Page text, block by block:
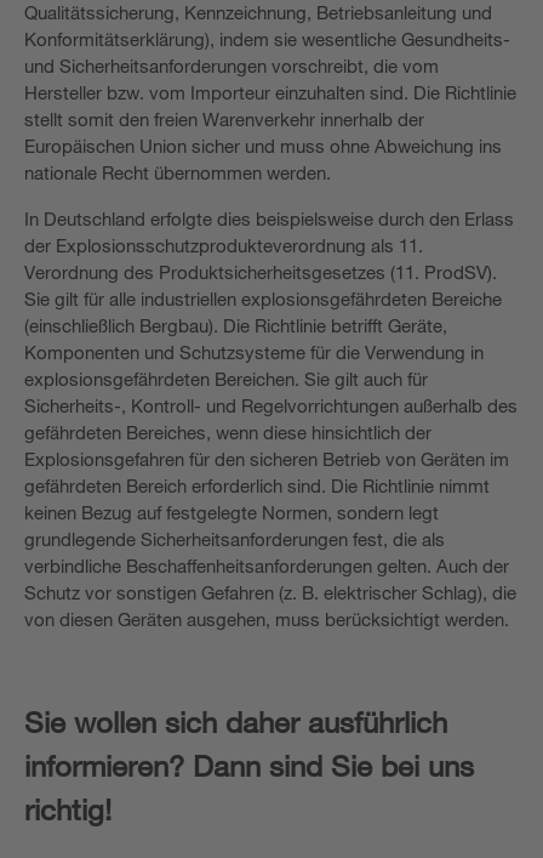
Qualitätssicherung, Kennzeichnung, Betriebsanleitung und
Konformitätserklärung), indem sie wesentliche Gesundheits-
und Sicherheitsanforderungen vorschreibt, die vom
Hersteller bzw. vom Importeur einzuhalten sind. Die Richtlinie
stellt somit den freien Warenverkehr innerhalb der
Europäischen Union sicher und muss ohne Abweichung ins
nationale Recht übernommen werden.
In Deutschland erfolgte dies beispielsweise durch den Erlass
der Explosionsschutzprodukteverordnung als 11.
Verordnung des Produktsicherheitsgesetzes (11. ProdSV).
Sie gilt für alle industriellen explosionsgefährdeten Bereiche
(einschließlich Bergbau). Die Richtlinie betrifft Geräte,
Komponenten und Schutzsysteme für die Verwendung in
explosionsgefährdeten Bereichen. Sie gilt auch für
Sicherheits-, Kontroll- und Regelvorrichtungen außerhalb des
gefährdeten Bereiches, wenn diese hinsichtlich der
Explosionsgefahren für den sicheren Betrieb von Geräten im
gefährdeten Bereich erforderlich sind. Die Richtlinie nimmt
keinen Bezug auf festgelegte Normen, sondern legt
grundlegende Sicherheitsanforderungen fest, die als
verbindliche Beschaffenheitsanforderungen gelten. Auch der
Schutz vor sonstigen Gefahren (z. B. elektrischer Schlag), die
von diesen Geräten ausgehen, muss berücksichtigt werden.
Sie wollen sich daher ausführlich
informieren? Dann sind Sie bei uns
richtig!